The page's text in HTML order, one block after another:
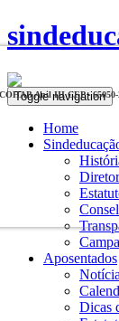
Toggle navigation
Home
Aposentados
Dicas
COHAB Anil III CEP -